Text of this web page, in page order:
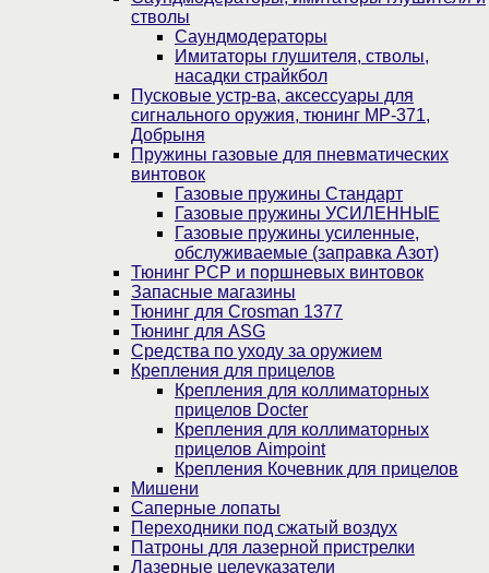
стволы
Саундмодераторы
Имитаторы глушителя, стволы,
насадки страйкбол
Пусковые устр-ва, аксессуары для
сигнального оружия, тюнинг МР-371,
Добрыня
Пружины газовые для пневматических
винтовок
Газовые пружины Стандарт
Газовые пружины УСИЛЕННЫЕ
Газовые пружины усиленные,
обслуживаемые (заправка Азот)
Тюнинг PCP и поршневых винтовок
Запасные магазины
Тюнинг для Crosman 1377
Тюнинг для ASG
Средства по уходу за оружием
Крепления для прицелов
Крепления для коллиматорных
прицелов Docter
Крепления для коллиматорных
прицелов Aimpoint
Крепления Кочевник для прицелов
Мишени
Саперные лопаты
Переходники под сжатый воздух
Патроны для лазерной пристрелки
Лазерные целеуказатели